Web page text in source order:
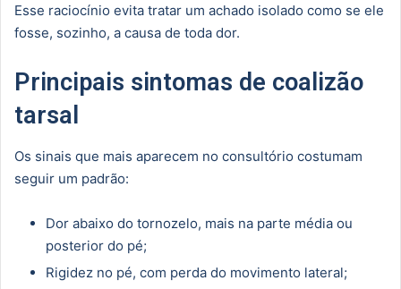
Esse raciocínio evita tratar um achado isolado como se ele
fosse, sozinho, a causa de toda dor.
Principais sintomas de coalizão
tarsal
Os sinais que mais aparecem no consultório costumam
seguir um padrão:
Dor abaixo do tornozelo, mais na parte média ou
posterior do pé;
Rigidez no pé, com perda do movimento lateral;